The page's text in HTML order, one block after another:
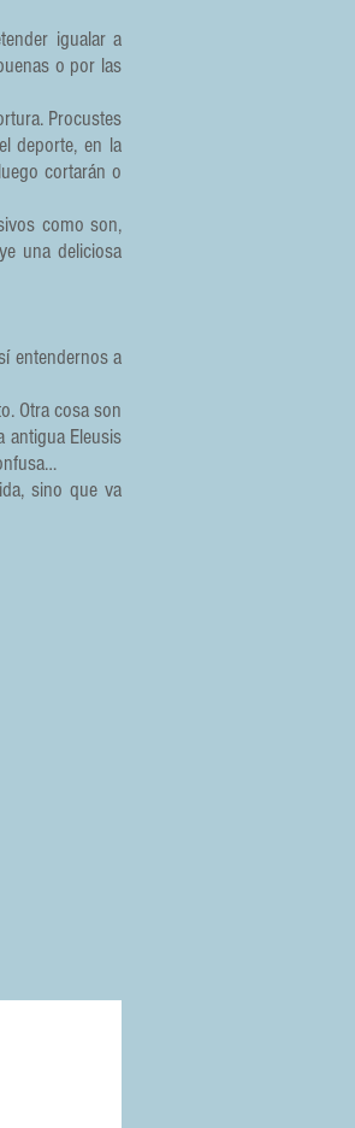
igualar a
o por las
Procustes
deporte, en la
cortarán o
como son,
una deliciosa
entendernos a
Otra cosa son
antigua Eleusis
sino que va